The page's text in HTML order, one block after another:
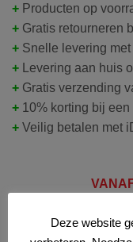
+ Producten op
+ Gratis retourneren
+ Snelle levering met
+
Levering aan huis
+ Gratis verzending
+ 10% korting bij
+ Veilig betalen met
DS6672 | inbus
Deze website